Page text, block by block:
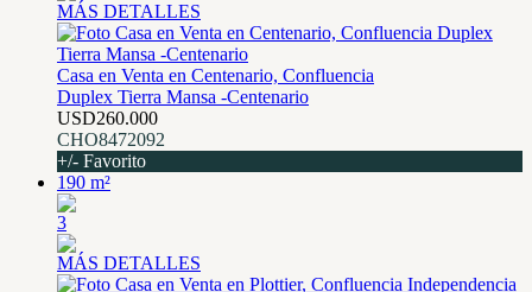
MÁS DETALLES
Casa en Venta en Centenario, Confluencia
Duplex Tierra Mansa -Centenario
USD260.000
CHO8472092
+/- Favorito
190 m²
3
MÁS DETALLES